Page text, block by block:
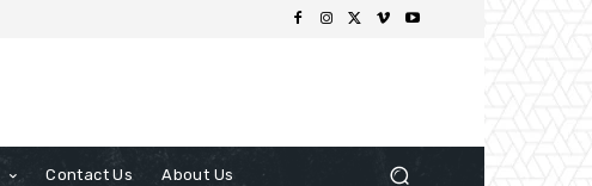
Contact Us About Us